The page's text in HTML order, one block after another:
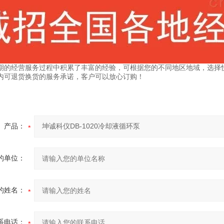
的经营服务过程中积累了丰富的经验，可根据您的不同地区地域，选
可退货换货的服务承诺，客户可以放心订购！
产品：
单位：
姓名：
电话：